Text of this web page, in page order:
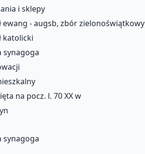
i sklepy
ewang - augsb, zbór zielonoświątkowy
katolicki
synagoga
na pocz. l. 70 XX w
synagoga